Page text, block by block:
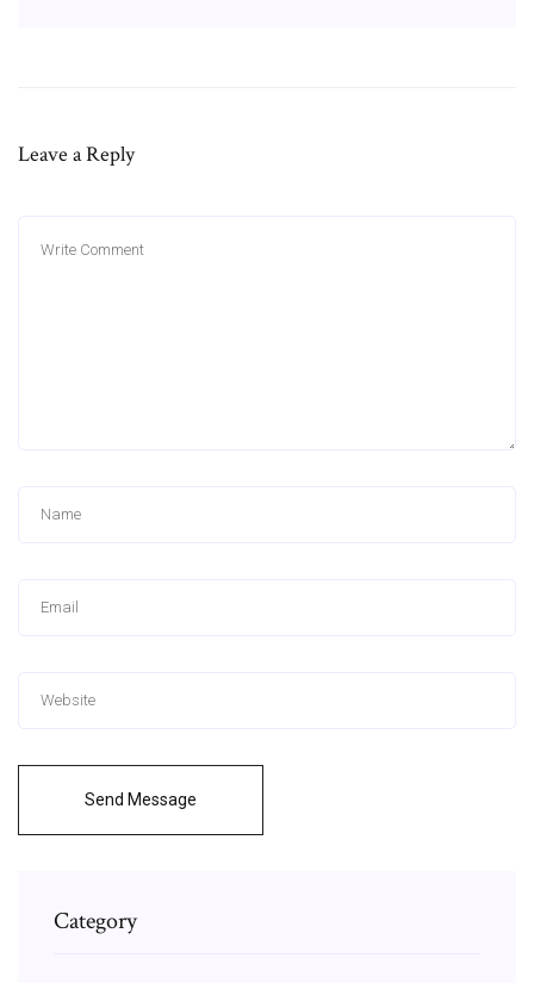
Leave a Reply
Send Message
Category